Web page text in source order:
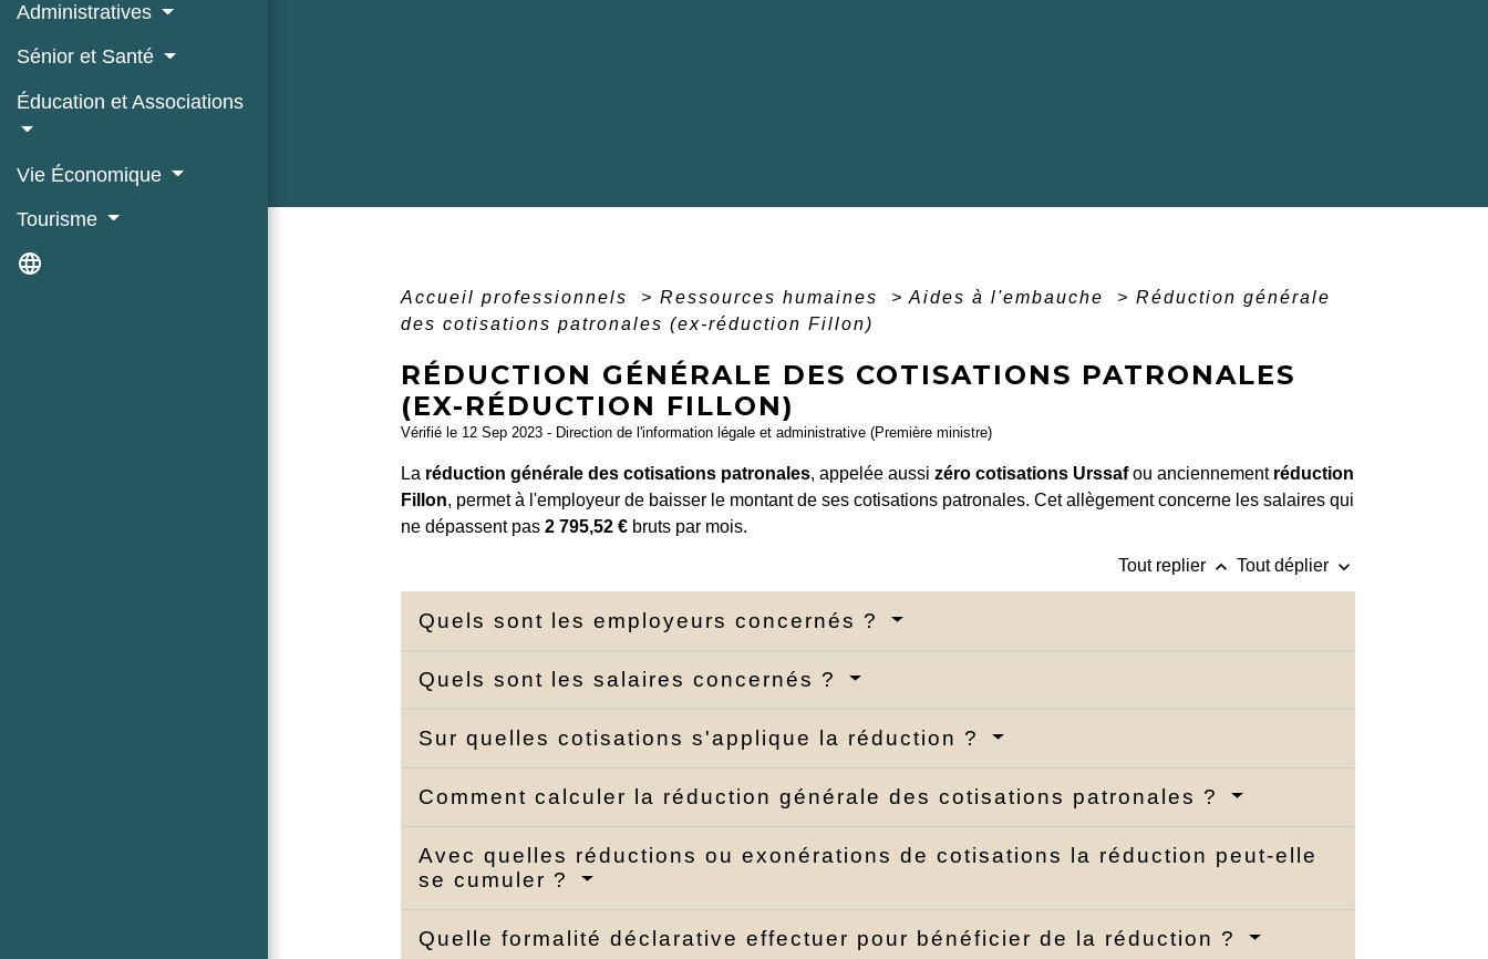
Administratives
Sénior et Santé
Éducation et Associations
Vie Économique
Tourisme
language
Accueil professionnels > Ressources humaines > Aides à l'embauche > Réduction générale
des cotisations patronales (ex-réduction Fillon)
RÉDUCTION GÉNÉRALE DES COTISATIONS PATRONALES
(EX-RÉDUCTION FILLON)
Vérifié le 12 Sep 2023 - Direction de l'information légale et administrative (Première ministre)
La réduction générale des cotisations patronales, appelée aussi zéro cotisations Urssafou anciennement réduction
Fillon, permet à l'employeur de baisser le montant de ses cotisations patronales. Cet allègement concerne les salaires qui
ne dépassent pas 2 795,52 €bruts par mois.
Tout replier keyboard_arrow_up Tout déplier keyboard_arrow_down
Quels sont les employeurs concernés ?
Quels sont les salaires concernés ?
Sur quelles cotisations s'applique la réduction ?
Comment calculer la réduction générale des cotisations patronales ?
Avec quelles réductions ou exonérations de cotisations la réduction peut-elle
se cumuler ?
Quelle formalité déclarative effectuer pour bénéficier de la réduction ?